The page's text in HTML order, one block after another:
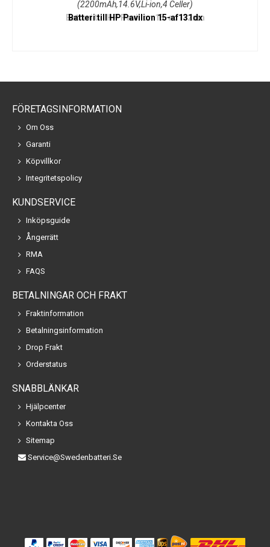
(2200mAh,14.6V,Li-ion,4 Celler)
Batteri till HP Pavilion 15-af131dx
FÖRETAGSINFORMATION
Om Oss
Garanti
Köpvillkor
Integritetspolicy
KUNDSERVICE
Inköpsguide
Ångerrätt
RMA
FAQS
BETALNINGAR OCH FRAKT
Fraktinformation
Betalningsinformation
Drop Frakt
Orderstatus
SNABBLÄNKAR
Hjälpcenter
Kontakta Oss
Sitemap
Service@swedenbatteri.se